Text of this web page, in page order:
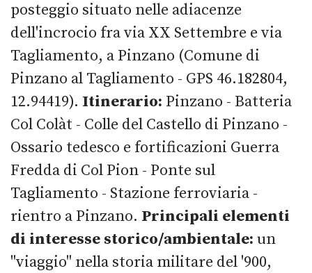
posteggio situato nelle adiacenze
dell'incrocio fra via XX Settembre e via
Tagliamento, a Pinzano (Comune di
Pinzano al Tagliamento - GPS 46.182804,
12.94419). Itinerario: Pinzano - Batteria
Col Colàt - Colle del Castello di Pinzano -
Ossario tedesco e fortificazioni Guerra
Fredda di Col Pion - Ponte sul
Tagliamento - Stazione ferroviaria -
rientro a Pinzano. Principali elementi
di interesse storico/ambientale: un
"viaggio" nella storia militare del '900,